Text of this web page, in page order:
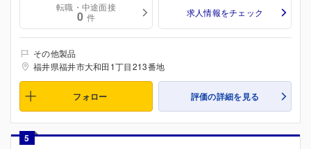
転職・中途面接
0 件 求人情報をチェック
その他製品
福井県福井市大和田1丁目213番地
フォロー 評価の詳細を見る
5